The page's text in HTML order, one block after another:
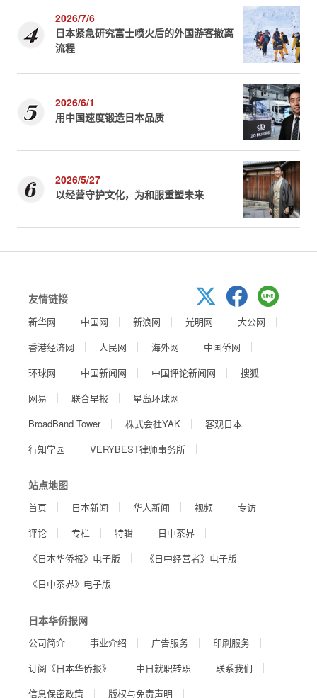
2026/7/6
日本紧急研究富士喷火后的外国游客撤离
流程
2026/6/1
用中国速度锻造日本品质
2026/5/27
以经营守护文化，为和服重塑未来
友情链接
新华网 中国网 新浪网 光明网
大公网
香港经济网
人民网 海外网
中国侨网
环球网
中国新闻网 中国评论新闻网
搜狐
网易
联合早报
星岛环球网
BroadBand Tower
株式会社YAK
客观日本
行知学园
VERYBEST律师事务所
站点地图
首页 日本新闻 华人新闻 视频
专访
评论
专栏 特辑
日中茶界
《日本华侨报》电子版
《日中经营者》电子版
《日中茶界》电子版
日本华侨报网
公司简介 事业介绍 广告服务
印刷服务
订阅《日本华侨报》
中日就职转职
联系我们
信息保密政策
版权与免责声明